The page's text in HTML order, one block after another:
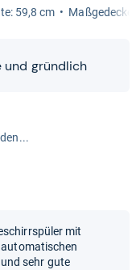
59,8 cm
und gründ­lich
mit
sehr gute